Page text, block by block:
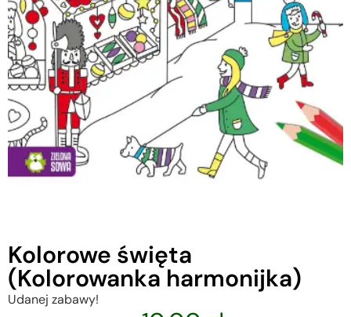
Kolorowe święta
(Kolorowanka harmonijka)
Udanej zabawy!